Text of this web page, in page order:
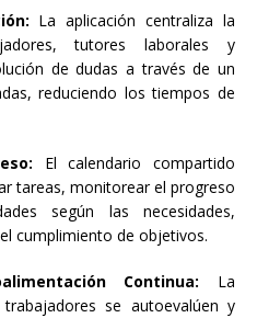
La aplicación centraliza la
tutores laborales y
de dudas a través de un
reduciendo los tiempos de
El calendario compartido
tareas, monitorear el progreso
según las necesidades,
cumplimiento de objetivos.
Continua: La
se autoevalúen y